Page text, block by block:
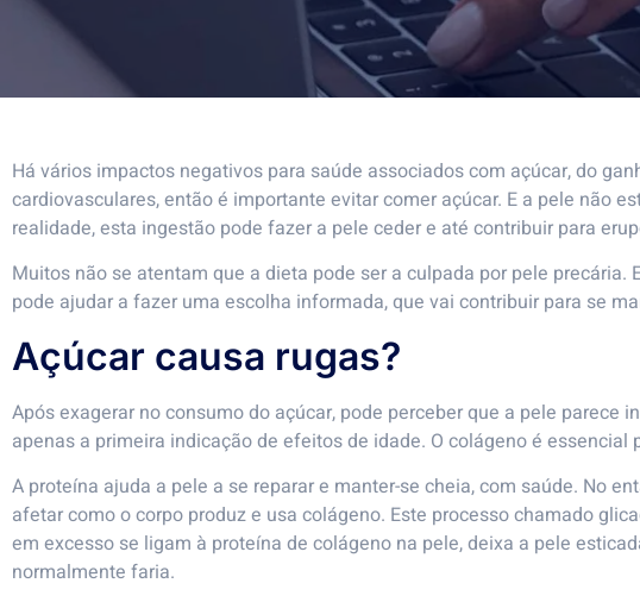
Há vários impactos negativos para saúde associados com açúcar, do
cardiovasculares, então é importante evitar comer açúcar. E a pele não
realidade, esta ingestão pode fazer a pele ceder e até contribuir para
Muitos não se atentam que a dieta pode ser a culpada por pele precária.
pode ajudar a fazer uma escolha informada, que vai contribuir para se
Açúcar causa rugas?
Após exagerar no consumo do açúcar, pode perceber que a pele parece
apenas a primeira indicação de efeitos de idade. O colágeno é essencial
A proteína ajuda a pele a se reparar e manter-se cheia, com saúde. No
afetar como o corpo produz e usa colágeno. Este processo chamado
em excesso se ligam à proteína de colágeno na pele, deixa a pele
normalmente faria.